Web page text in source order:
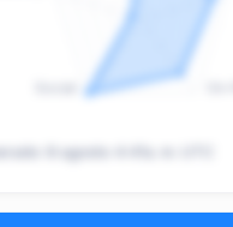
8 agosto 4:41a. m. UTC